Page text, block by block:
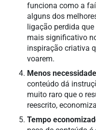
funciona como a
alguns dos
ligação perdida
mais significativo
inspiração criativa
voarem.
Menos
conteúdo dá
muito raro que o
reescrito,
Tempo